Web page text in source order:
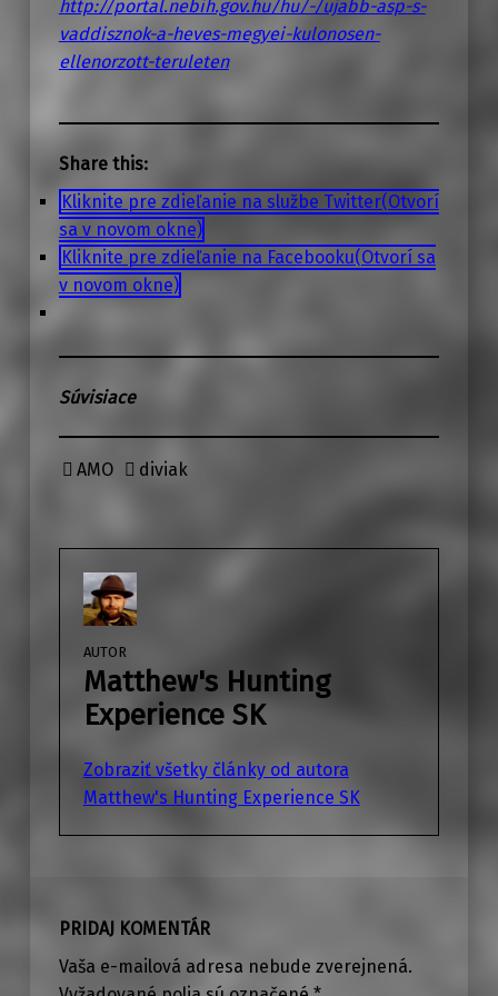
http://portal.nebih.gov.hu/hu/-/ujabb-asp-s-
vaddisznok-a-heves-megyei-kulonosen-
ellenorzott-teruleten
Share this:
Kliknite pre zdieľanie na službe Twitter(Otvorí
sa v novom okne)
Kliknite pre zdieľanie na Facebooku(Otvorí sa
v novom okne)
Súvisiace
AMO diviak
AUTOR
Matthew's Hunting
Experience SK
Zobraziť všetky články od autora
Matthew's Hunting Experience SK
Preskočiť späť na hlavnú navigáciu
PRIDAJ KOMENTÁR
Vaša e-mailová adresa nebude zverejnená.